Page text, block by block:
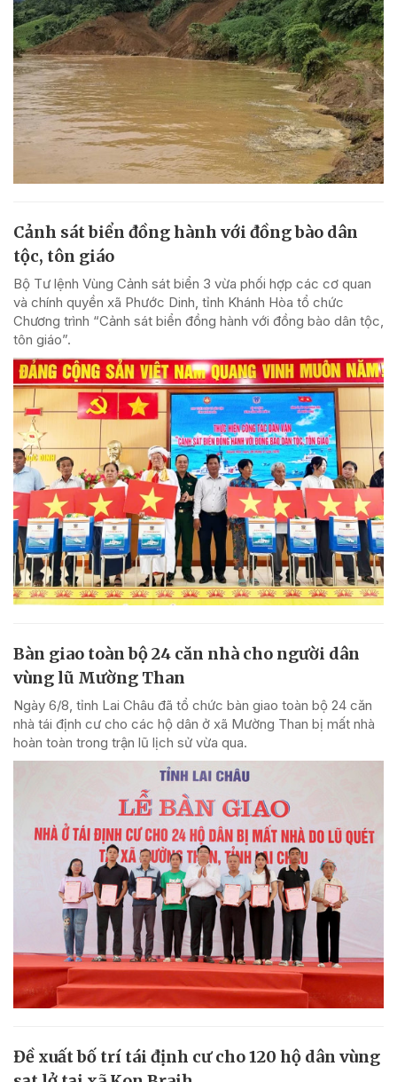
Cảnh sát biển đồng hành với đồng bào dân
tộc, tôn giáo
Bộ Tư lệnh Vùng Cảnh sát biển 3 vừa phối hợp các cơ quan
và chính quyền xã Phước Dinh, tỉnh Khánh Hòa tổ chức
Chương trình “Cảnh sát biển đồng hành với đồng bào dân tộc,
tôn giáo”.
Bàn giao toàn bộ 24 căn nhà cho người dân
vùng lũ Mường Than
Ngày 6/8, tỉnh Lai Châu đã tổ chức bàn giao toàn bộ 24 căn
nhà tái định cư cho các hộ dân ở xã Mường Than bị mất nhà
hoàn toàn trong trận lũ lịch sử vừa qua.
Đề xuất bố trí tái định cư cho 120 hộ dân vùng